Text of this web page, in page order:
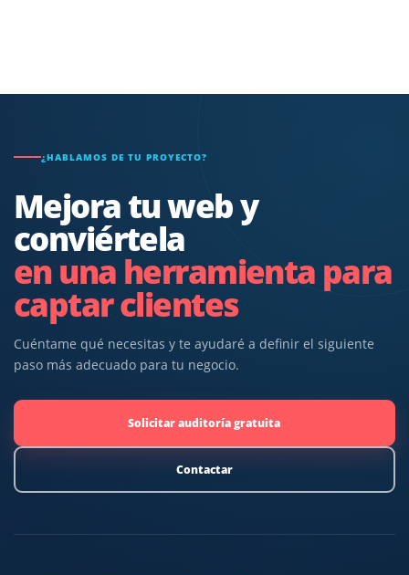
¿HABLAMOS DE TU PROYECTO?
Mejora tu web y
conviértela
en una herramienta para
captar clientes
Cuéntame qué necesitas y te ayudaré a definir el siguiente
paso más adecuado para tu negocio.
Solicitar auditoría gratuita
Contactar